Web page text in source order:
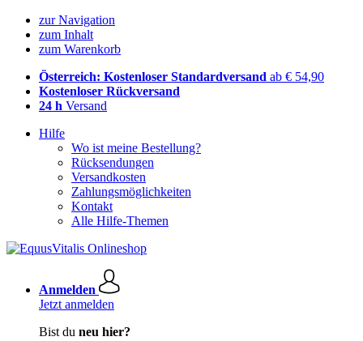
zur Navigation
zum Inhalt
zum Warenkorb
Österreich: Kostenloser Standardversand ab € 54,90
Kostenloser Rückversand
24 h Versand
Hilfe
Wo ist meine Bestellung?
Rücksendungen
Versandkosten
Zahlungsmöglichkeiten
Kontakt
Alle Hilfe-Themen
Anmelden
Jetzt anmelden
Bist du neu hier?